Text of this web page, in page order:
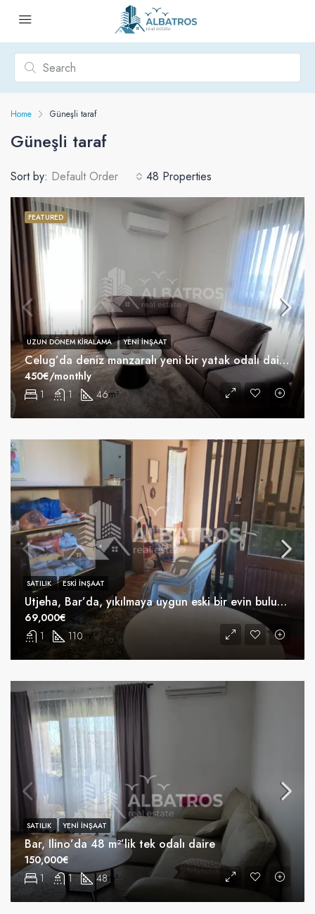
Home Güneşli taraf
Güneşli taraf
48 Properties
Sort by: Default Order
Celug’da deniz manzaralı yeni bir yatak odalı daire
1 1 46m²
450€/monthly
UZUN DÖNEM KIRALAMA YENI INŞAAT
FEATURED
Utjeha, Bar’da, yıkılmaya uygun eski bir evin bulunduğu 201 m2’lik arsa satılıktır
1 110m²
69,000€
SATILIK ESKI INŞAAT
Bar, Ilino’da 48 m²’lik tek odalı daire
1 1 48m²
150,000€
SATILIK YENI INŞAAT